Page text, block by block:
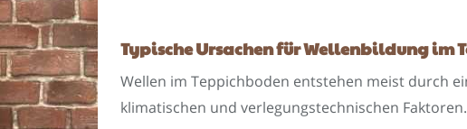
Typische Ursachen für Wellenbildung im
Wellen im Teppichboden entstehen meist durch
klimatischen und verlegungstechnischen Faktoren.